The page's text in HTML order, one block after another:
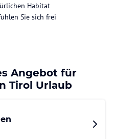
Habitat
Sie sich frei
Angebot für
Tirol Urlaub